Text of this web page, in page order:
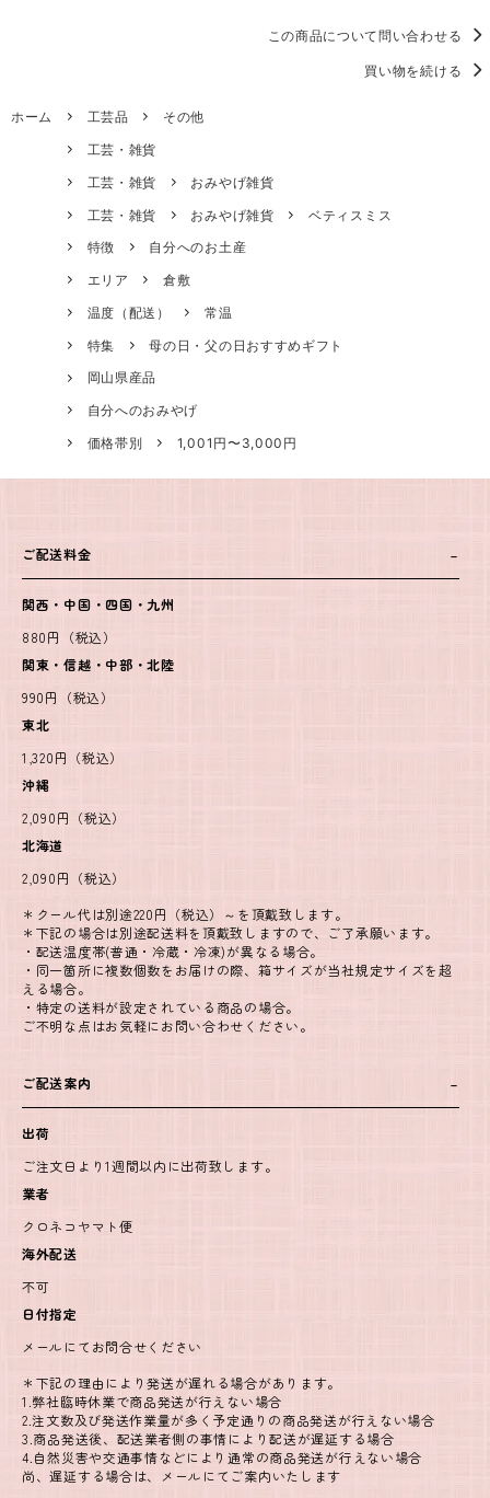
この商品について問い合わせる
買い物を続ける
ホーム 工芸品
その他
工芸・雑貨
工芸・雑貨
おみやげ雑貨
工芸・雑貨
おみやげ雑貨
ベティスミス
特徴
自分へのお土産
エリア
倉敷
温度（配送）
常温
特集
母の日・父の日おすすめギフト
岡山県産品
自分へのおみやげ
価格帯別
1,001円〜3,000円
ご配送料金
関西・中国・四国・九州
880円（税込）
関東・信越・中部・北陸
990円（税込）
東北
1,320円（税込）
沖縄
2,090円（税込）
北海道
2,090円（税込）
＊クール代は別途220円（税込）～を頂戴致します。
＊下記の場合は別途配送料を頂戴致しますので、ご了承願います。
・配送温度帯(普通・冷蔵・冷凍)が異なる場合。
・同一箇所に複数個数をお届けの際、箱サイズが当社規定サイズを超
える場合。
・特定の送料が設定されている商品の場合。
ご不明な点はお気軽にお問い合わせください。
ご配送案内
出荷
ご注文日より1週間以内に出荷致します。
業者
クロネコヤマト便
海外配送
不可
日付指定
メールにてお問合せください
＊下記の理由により発送が遅れる場合があります。
1.弊社臨時休業で商品発送が行えない場合
2.注文数及び発送作業量が多く予定通りの商品発送が行えない場合
3.商品発送後、配送業者側の事情により配送が遅延する場合
4.自然災害や交通事情などにより通常の商品発送が行えない場合
尚、遅延する場合は、メールにてご案内いたします